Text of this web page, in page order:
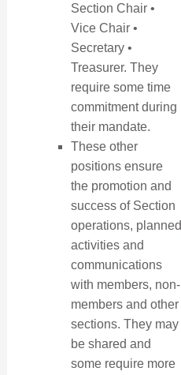
Section Chair •
Vice Chair •
Secretary •
Treasurer. They
require some time
commitment during
their mandate.
These other
positions ensure
the promotion and
success of Section
operations, planned
activities and
communications
with members, non-
members and other
sections. They may
be shared and
some require more